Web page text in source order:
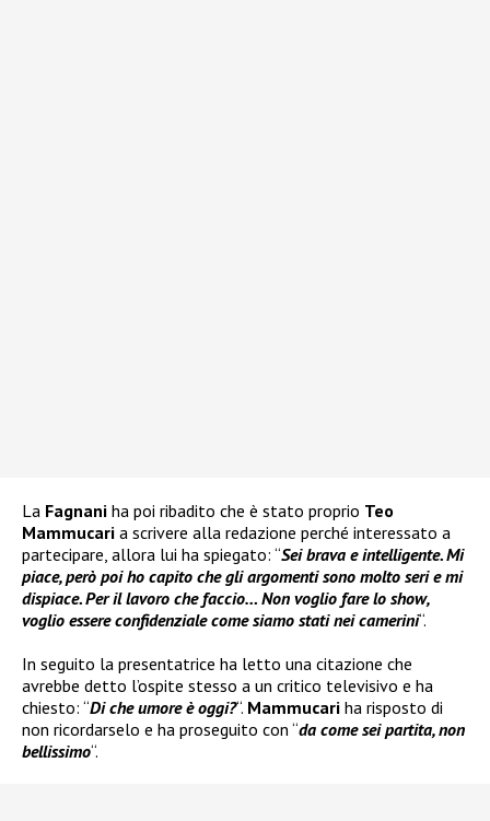
La Fagnani ha poi ribadito che è stato proprio Teo
Mammucari a scrivere alla redazione perché interessato a
partecipare, allora lui ha spiegato: “Sei brava e intelligente. Mi
piace, però poi ho capito che gli argomenti sono molto seri e mi
dispiace. Per il lavoro che faccio… Non voglio fare lo show,
voglio essere confidenziale come siamo stati nei camerini“.
In seguito la presentatrice ha letto una citazione che
avrebbe detto l’ospite stesso a un critico televisivo e ha
chiesto: “Di che umore è oggi?“. Mammucari ha risposto di
non ricordarselo e ha proseguito con “da come sei partita, non
bellissimo“.